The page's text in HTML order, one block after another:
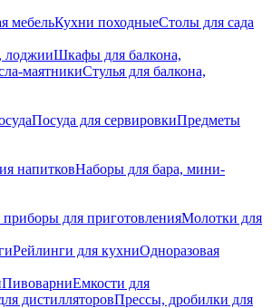
мебельКухни походныеСтолы для сада
лоджииШкафы для балкона,
маятникиСтулья для балкона,
Посуда для сервировкиПредметы
напитковНаборы для бара, мини-
для приготовленияМолотки для
Рейлинги для кухниОдноразовая
ПивоварниЕмкости для
дистилляторовПрессы, дробилки для